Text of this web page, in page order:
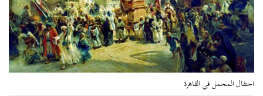
احتفال المحمل في القاهرة